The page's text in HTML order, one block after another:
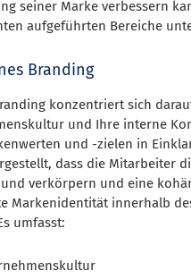
seiner Marke verbessern
aufgeführten Bereiche
Branding
konzentriert sich
und Ihre interne
und -zielen in
dass die Mitarbeiter
verkörpern und eine
Markenidentität innerhalb
umfasst: